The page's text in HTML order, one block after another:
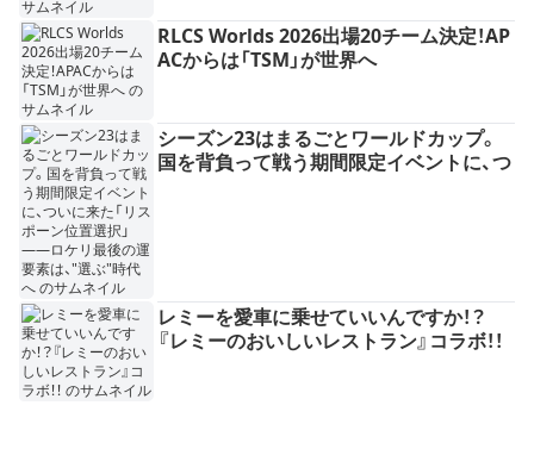
RLCS Worlds 2026出場20チーム決定！AP
ACからは「TSM」が世界へ
シーズン23はまるごとワールドカップ。
国を背負って戦う期間限定イベントに、つ
レミーを愛車に乗せていいんですか！？
『レミーのおいしいレストラン』コラボ！！